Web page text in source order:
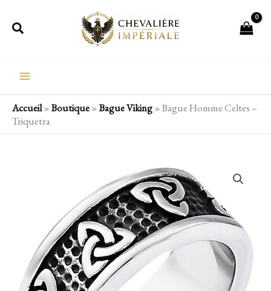
Rechercher
Accueil»Boutique»Bague Viking»Bague Homme Celtes –
Triquetra
Triquetra